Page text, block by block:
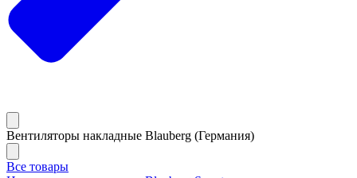
Вентиляторы накладные Blauberg (Германия)
Все товары